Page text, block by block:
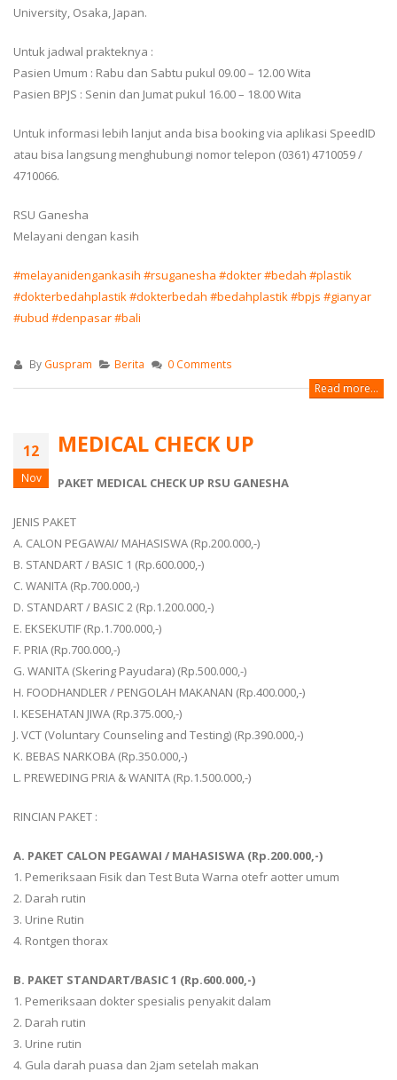
University, Osaka, Japan.
Untuk jadwal prakteknya :
Pasien Umum : Rabu dan Sabtu pukul 09.00 – 12.00 Wita
Pasien BPJS : Senin dan Jumat pukul 16.00 – 18.00 Wita
Untuk informasi lebih lanjut anda bisa booking via aplikasi SpeedID
atau bisa langsung menghubungi nomor telepon (0361) 4710059 /
4710066.
RSU Ganesha
Melayani dengan kasih
#melayanidengankasih #rsuganesha #dokter#bedah #plastik
#dokterbedahplastik#dokterbedah #bedahplastik#bpjs #gianyar
#ubud #denpasar#bali
By Guspram Berita 0 Comments
Read more...
12
Nov
MEDICAL CHECK UP
PAKET MEDICAL CHECK UP RSU GANESHA
JENIS PAKET
A. CALON PEGAWAI/ MAHASISWA (Rp.200.000,-)
B. STANDART / BASIC 1 (Rp.600.000,-)
C. WANITA (Rp.700.000,-)
D. STANDART / BASIC 2 (Rp.1.200.000,-)
E. EKSEKUTIF (Rp.1.700.000,-)
F. PRIA (Rp.700.000,-)
G. WANITA (Skering Payudara) (Rp.500.000,-)
H. FOODHANDLER / PENGOLAH MAKANAN (Rp.400.000,-)
I. KESEHATAN JIWA (Rp.375.000,-)
J. VCT (Voluntary Counseling and Testing) (Rp.390.000,-)
K. BEBAS NARKOBA (Rp.350.000,-)
L. PREWEDING PRIA & WANITA (Rp.1.500.000,-)
RINCIAN PAKET :
A. PAKET CALON PEGAWAI / MAHASISWA (Rp.200.000,-)
1. Pemeriksaan Fisik dan Test Buta Warna otefr aotter umum
2. Darah rutin
3. Urine Rutin
4. Rontgen thorax
B. PAKET STANDART/BASIC 1 (Rp.600.000,-)
1. Pemeriksaan dokter spesialis penyakit dalam
2. Darah rutin
3. Urine rutin
4. Gula darah puasa dan 2jam setelah makan